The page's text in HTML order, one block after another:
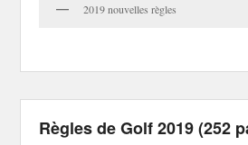
2019 nouvelles règles
Règles de Golf 2019 (252